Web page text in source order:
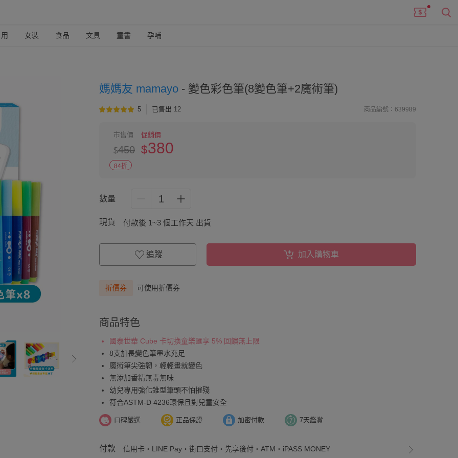
女裝 食品 文具 童書 孕哺
媽媽友 mamayo - 變色彩色筆(8變色筆+2魔術筆)
5 已售出 12 商品編號：639989
市售價
$450
促銷價
$380
84折
數量 1
現貨 付款後 1~3 個工作天 出貨
追蹤 加入購物車
折價券 可使用折價券
商品特色
國泰世華 Cube 卡切換童樂匯享 5% 回饋無上限
8支加長變色筆墨水充足
魔術筆尖強韌，輕輕畫就變色
無添加香精無毒無味
幼兒專用強化錐型筆頭不怕摧殘
符合ASTM-D 4236環保且對兒童安全
口碑嚴選 正品保證 加密付款 7天鑑賞
付款 信用卡・LINE Pay・街口支付・先享後付・ATM・iPASS MONEY